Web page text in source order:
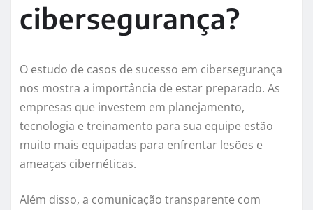
cibersegurança?
O estudo de casos de sucesso em cibersegurança
nos mostra a importância de estar preparado. As
empresas que investem em planejamento,
tecnologia e treinamento para sua equipe estão
muito mais equipadas para enfrentar lesões e
ameaças cibernéticas.
Além disso, a comunicação transparente com